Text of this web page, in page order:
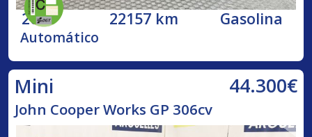
2020 22157 km Gasolina
Automático
Mini 44.300€
John Cooper Works GP 306cv